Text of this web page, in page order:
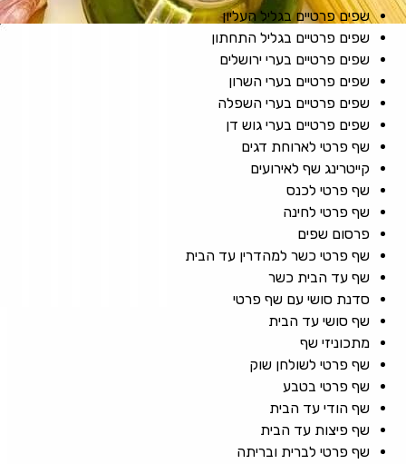
שפים פרטיים בגליל העליון
שפים פרטיים בגליל התחתון
שפים פרטיים בערי ירושלים
שפים פרטיים בערי השרון
שפים פרטיים בערי השפלה
שפים פרטיים בערי גוש דן
שף פרטי לארוחת דגים
קייטרינג שף לאירועים
שף פרטי לכנס
שף פרטי לחינה
פרסום שפים
שף פרטי כשר למהדרין עד הבית
שף עד הבית כשר
סדנת סושי עם שף פרטי
שף סושי עד הבית
מתכוניזי שף
שף פרטי לשולחן שוק
שף פרטי בטבע
שף הודי עד הבית
שף פיצות עד הבית
שף פרטי לברית ובריתה